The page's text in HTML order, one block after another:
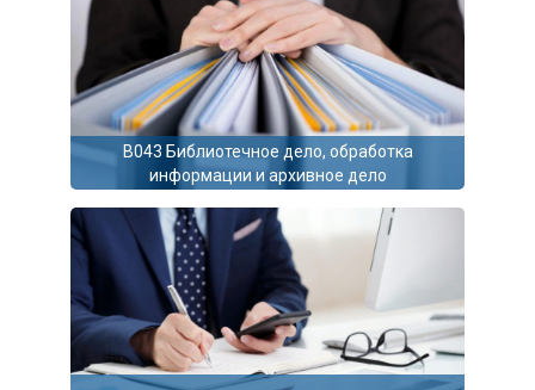
B043 Библиотечное дело, обработка
информации и архивное дело